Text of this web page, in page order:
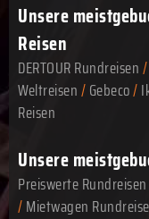
Unsere
Reisen
DERTOUR Rundreisen/
Weltreisen/Gebeco/
Reisen
Unsere
Preiswerte Rundreisen
/Mietwagen